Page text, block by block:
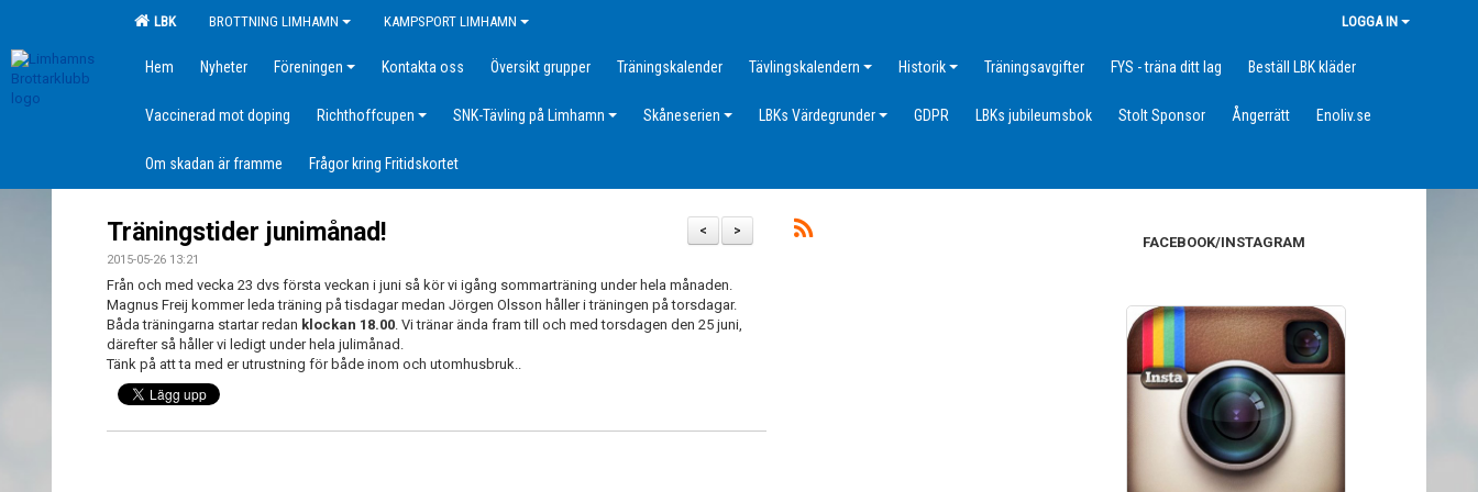
LBK BROTTNING LIMHAMN KAMPSPORT LIMHAMN LOGGA IN
Hem Nyheter Föreningen Kontakta oss Översikt grupper Träningskalender Tävlingskalendern Historik Träningsavgifter FYS - träna ditt lag Beställ LBK kläder
Vaccinerad mot doping Richthoffcupen SNK-Tävling på Limhamn Skåneserien LBKs Värdegrunder GDPR LBKs jubileumsbok Stolt Sponsor Ångerrätt Enoliv.se
Om skadan är framme Frågor kring Fritidskortet
>
<
Träningstider junimånad!
2015-05-26 13:21
Från och med vecka 23 dvs första veckan i juni så kör vi igång sommarträning under hela månaden.
Magnus Freij kommer leda träning på tisdagar medan Jörgen Olsson håller i träningen på torsdagar.
Båda träningarna startar redan klockan 18.00. Vi tränar ända fram till och med torsdagen den 25 juni,
därefter så håller vi ledigt under hela julimånad.
Tänk på att ta med er utrustning för både inom och utomhusbruk..
FACEBOOK/INSTAGRAM